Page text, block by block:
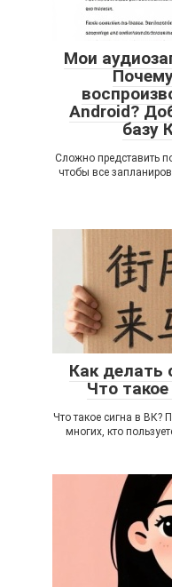
Мои
Android?
базу
Сложно представить
чтобы все
Как делать
Что
Что такое сигна в ВК?
многих, кто